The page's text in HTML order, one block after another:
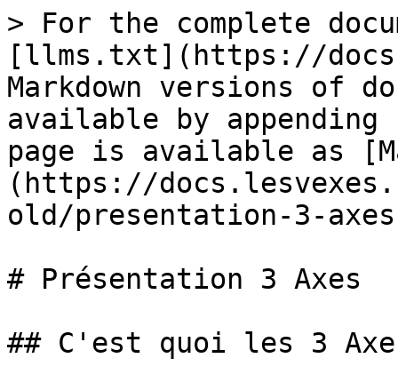
> For the complete
[llms.txt](https://
Markdown versions of
available by
page is available as
(https://
old/presentation-3-
# Présentation 3 Axes
## C'est quoi les 3